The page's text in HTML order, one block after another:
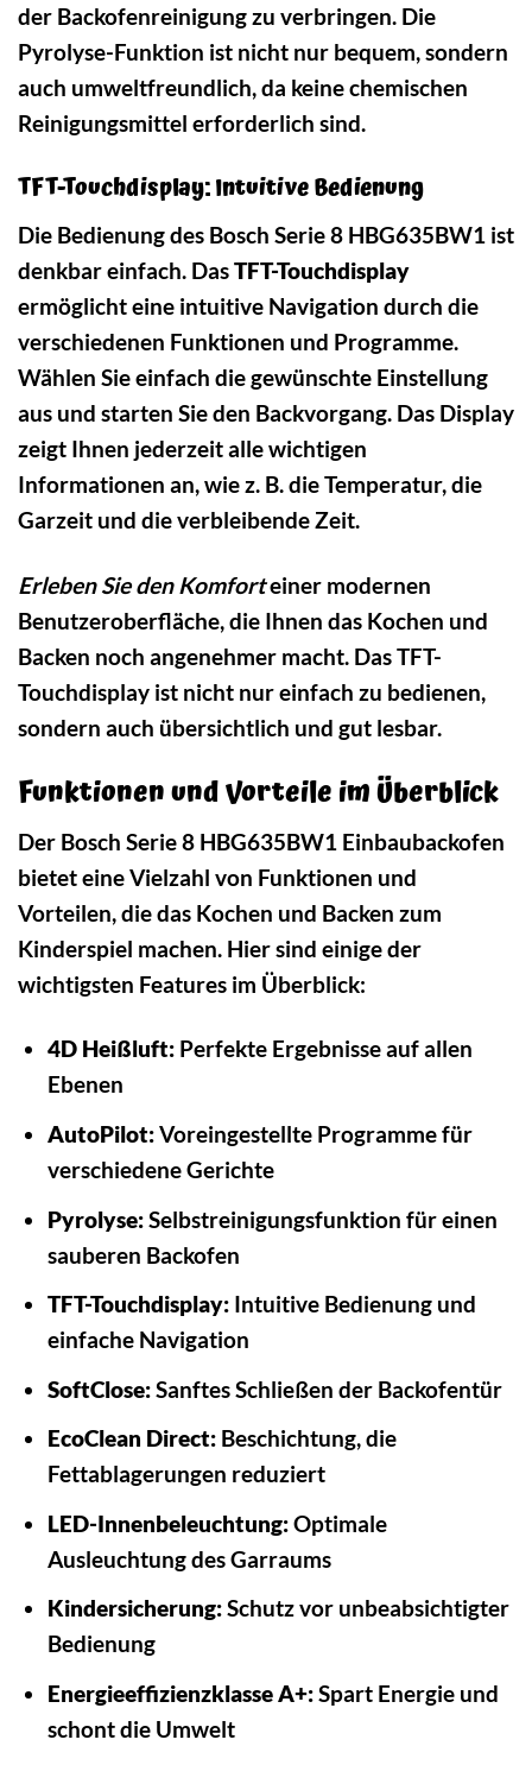
der Backofenreinigung zu verbringen. Die
Pyrolyse-Funktion ist nicht nur bequem, sondern
auch umweltfreundlich, da keine chemischen
Reinigungsmittel erforderlich sind.
TFT-Touchdisplay: Intuitive Bedienung
Die Bedienung des Bosch Serie 8 HBG635BW1 ist
denkbar einfach. DasTFT-Touchdisplay
ermöglicht eine intuitive Navigation durch die
verschiedenen Funktionen und Programme.
Wählen Sie einfach die gewünschte Einstellung
aus und starten Sie den Backvorgang. Das Display
zeigt Ihnen jederzeit alle wichtigen
Informationen an, wie z. B. die Temperatur, die
Garzeit und die verbleibende Zeit.
Erleben Sie den Komforteiner modernen
Benutzeroberfläche, die Ihnen das Kochen und
Backen noch angenehmer macht. Das TFT-
Touchdisplay ist nicht nur einfach zu bedienen,
sondern auch übersichtlich und gut lesbar.
Funktionen und Vorteile im Überblick
Der Bosch Serie 8 HBG635BW1 Einbaubackofen
bietet eine Vielzahl von Funktionen und
Vorteilen, die das Kochen und Backen zum
Kinderspiel machen. Hier sind einige der
wichtigsten Features im Überblick:
4D Heißluft:Perfekte Ergebnisse auf allen
Ebenen
AutoPilot:Voreingestellte Programme für
verschiedene Gerichte
Pyrolyse:Selbstreinigungsfunktion für einen
sauberen Backofen
TFT-Touchdisplay:Intuitive Bedienung und
einfache Navigation
SoftClose:Sanftes Schließen der Backofentür
EcoClean Direct:Beschichtung, die
Fettablagerungen reduziert
LED-Innenbeleuchtung:Optimale
Ausleuchtung des Garraums
Kindersicherung:Schutz vor unbeabsichtigter
Bedienung
Energieeffizienzklasse A+:Spart Energie und
schont die Umwelt